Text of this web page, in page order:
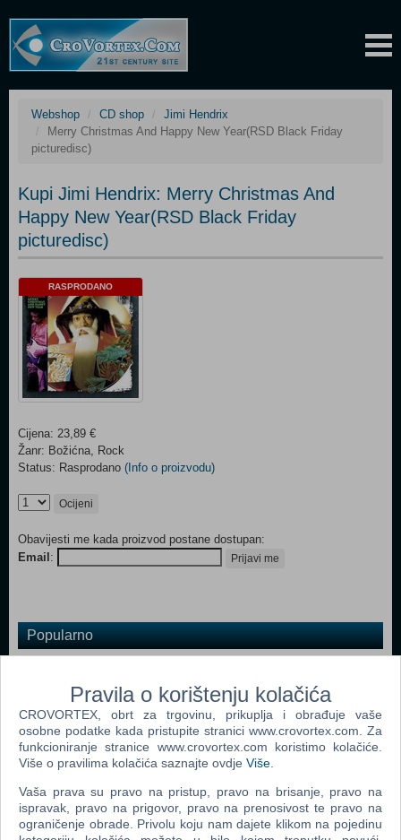
Webshop CD shop
Jimi Hendrix
Merry Christmas And Happy New Year(RSD Black Friday
picturedisc)
Kupi Jimi Hendrix: Merry Christmas And
Happy New Year(RSD Black Friday
picturedisc)
RASPRODANO
Cijena: 23,89 €
Žanr: Božićna, Rock
Status: Rasprodano (Info o proizvodu)
Ocijeni
Obavijesti me kada proizvod postane dostupan:
Email : Prijavi me
Popularno
Prljavo Kazalište
Prljavo Kazalište: Crno Bijeli Svijet
Prljavo Kazalište: Heroj Ulice
Prljavo Kazalište: Rock Balade
Pravila o korištenju kolačića
CROVORTEX, obrt za trgovinu, prikuplja i obrađuje vaše
osobne podatke kada pristupite stranici www.crovortex.com. Za
funkcioniranje stranice www.crovortex.com koristimo kolačiće.
Više o pravilima kolačića saznajte ovdje Više
Vaša prava su pravo na pristup, pravo na brisanje, pravo na
ispravak, pravo na prigovor, pravo na prenosivost te pravo na
ograničenje obrade. Privolu koju nam dajete klikom na pojedinu